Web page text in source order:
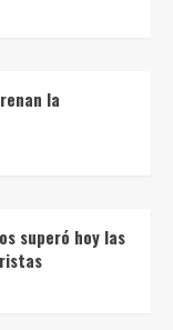
la
superó hoy las